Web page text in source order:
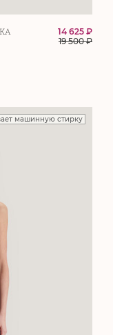
14 625 ₽
19 500₽
машинную стирку